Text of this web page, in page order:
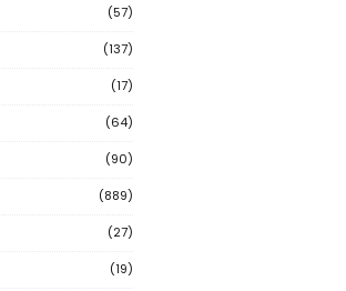
(57)
(137)
(17)
(64)
(90)
(889)
(27)
(19)